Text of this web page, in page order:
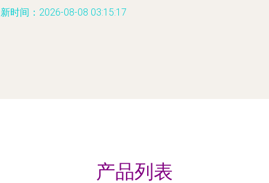
时间：2026-08-08 03:15:17
产品列表